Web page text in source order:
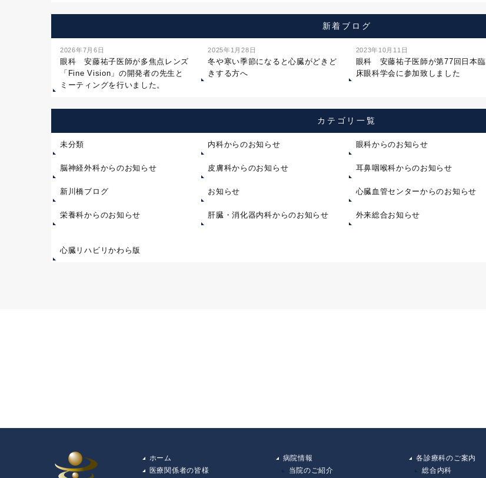
新着ブログ
2026年7月6日
眼科 安藤祐子医師が多焦点レンズ
「Fine Vision」の開発者の先生と
ミーティングを行いました。
2025年1月28日
冬や寒い季節になると心臓がどきど
きする方へ
2023年10月11日
眼科 安藤祐子医師が第77回日本臨
床眼科学会に参加致しました
カテゴリ一覧
未分類 内科からのお知らせ 眼科からのお知らせ
脳神経外科からのお知らせ 皮膚科からのお知らせ 耳鼻咽喉科からのお知らせ
新川橋ブログ お知らせ 心臓血管センターからのお知らせ
栄養科からのお知らせ 肝臓・消化器内科からのお知らせ 外来総合お知らせ
心臓リハビリかわら版
ホーム
医療関係者の皆様
病院情報
当院のご紹介
各診療科のご案内
総合内科